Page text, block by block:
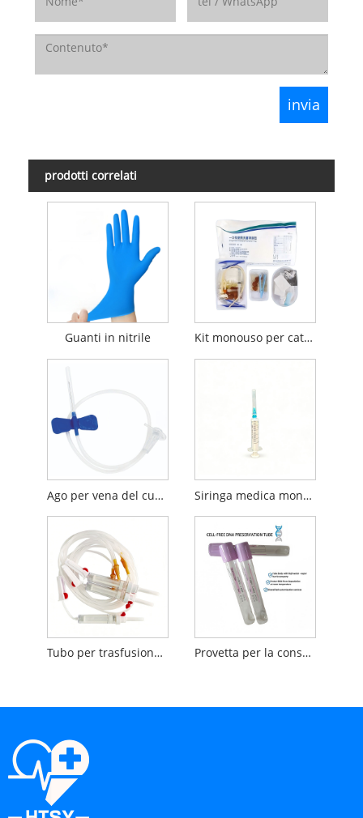
prodotti correlati
Guanti in nitrile Kit monouso per cateterismo urinario sterile
Ago per vena del cuoio capelluto Siringa medica monouso
Tubo per trasfusione di sangue Provetta per la conservazione del DNA senza cellule